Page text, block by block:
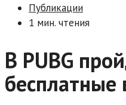
Публикации
1 мин. чтения
В PUBG